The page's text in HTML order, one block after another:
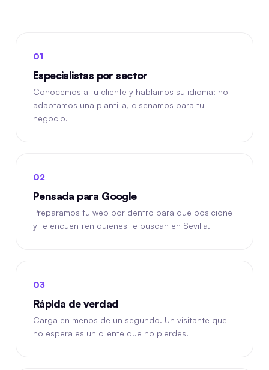
01
Especialistas por sector
Conocemos a tu cliente y hablamos su idioma: no
adaptamos una plantilla, diseñamos para tu
negocio.
02
Pensada para Google
Preparamos tu web por dentro para que posicione
y te encuentren quienes te buscan en Sevilla.
03
Rápida de verdad
Carga en menos de un segundo. Un visitante que
no espera es un cliente que no pierdes.